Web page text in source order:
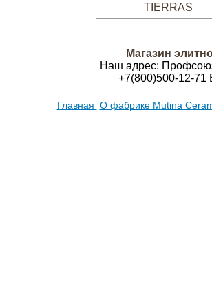
TIERRAS
Магазин
Наш адрес:
+7(800)500-12-71
Главная О фабрике Mutina